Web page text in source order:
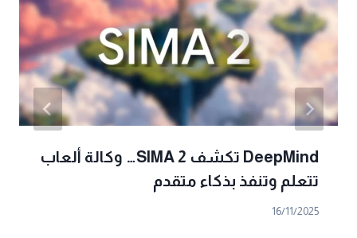
DeepMind تكشف SIMA 2… وكالة ألعاب
تتعلم وتنفذ بذكاء متقدم
16/11/2025